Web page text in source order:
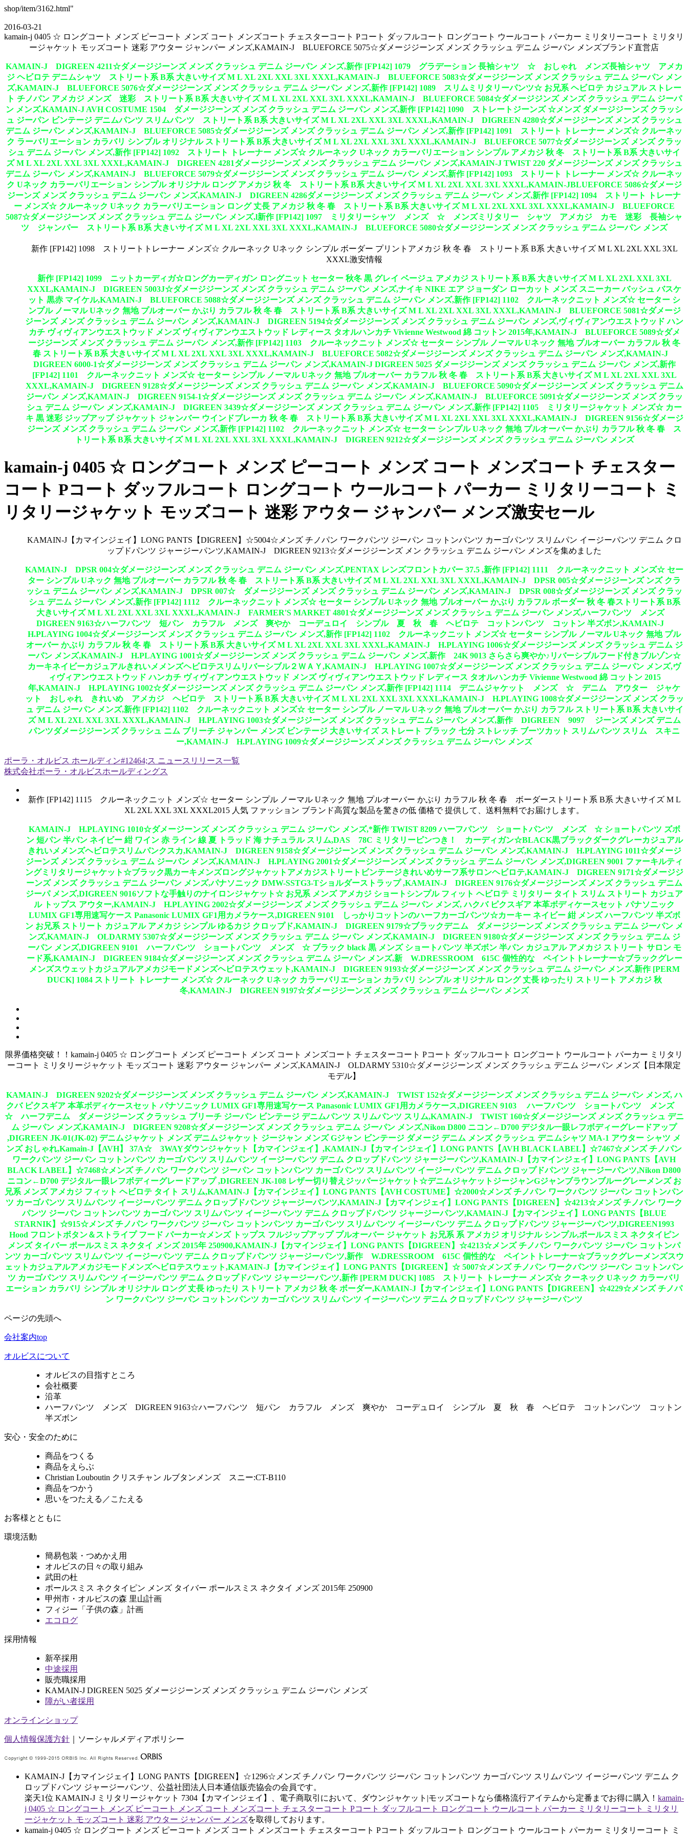
shop/item/3162.html"
2016-03-21
kamain-j 0405 ☆ ロングコート メンズ ピーコート メンズ コート メンズコート チェスターコート Pコート ダッフルコート ロングコート ウールコート パーカー ミリタリーコート ミリタリ
ージャケット モッズコート 迷彩 アウター ジャンパー メンズ,KAMAIN-J BLUEFORCE 5075☆ダメージジーンズ メンズ クラッシュ デニム ジーパン メンズブランド直営店
KAMAIN-J DIGREEN 4211☆ダメージジーンズ メンズ クラッシュ デニム ジーパン メンズ,新作 [FP142] 1079 グラデーション 長袖シャツ ☆ おしゃれ メンズ長袖シャツ アメカ
ジ ヘビロテ デニムシャツ ストリート系 B系 大きいサイズ M L XL 2XL XXL 3XL XXXL,KAMAIN-J BLUEFORCE 5083☆ダメージジーンズ メンズ クラッシュ デニム ジーパン メン
ズ,KAMAIN-J BLUEFORCE 5076☆ダメージジーンズ メンズ クラッシュ デニム ジーパン メンズ,新作 [FP142] 1089 スリムミリタリーパンツ☆ お兄系 ヘビロテ カジュアル ストレー
ト チノパン アメカジ メンズ 迷彩 ストリート系 B系 大きいサイズ M L XL 2XL XXL 3XL XXXL,KAMAIN-J BLUEFORCE 5084☆ダメージジンズ メンズ クラッシュ デニム ジーパ
ン メンズ,KAMAIN-J AVH COSTUME 1504 ダメージジーンズ メンズ クラッシュ デニム ジーパン メンズ,新作 [FP142] 1090 ストレートジーンズ ☆メンズ ダメージジーンズ クラッシ
ュ ジーパン ビンテージ デニムパンツ スリムパンツ ストリート系 B系 大きいサイズ M L XL 2XL XXL 3XL XXXL,KAMAIN-J DIGREEN 4280☆ダメージジーンズ メンズ クラッシュ
デニム ジーパン メンズ,KAMAIN-J BLUEFORCE 5085☆ダメージジーンズ メンズ クラッシュ デニム ジーパン メンズ,新作 [FP142] 1091 ストリート トレーナー メンズ☆ クルーネッ
ク ラーバリエーション カラバリ シンプル オリジナル ストリート系 B系 大きいサイズ M L XL 2XL XXL 3XL XXXL,KAMAIN-J BLUEFORCE 5077☆ダメージジーンズ メンズ クラッ
シュ デニム ジーパン メンズ,新作 [FP142] 1092 ストリート トレーナー メンズ☆ クルーネック Uネック カラーバリエーション シンプル アメカジ 秋 冬 ストリート系 B系 大きいサイ
ズ M L XL 2XL XXL 3XL XXXL,KAMAIN-J DIGREEN 4281ダメージジーンズ メンズ クラッシュ デニム ジーパン メンズ,KAMAIN-J TWIST 220 ダメージジーンズ メンズ クラッシュ
デニム ジーパン メンズ,KAMAIN-J BLUEFORCE 5079☆ダメージジーンズ メンズ クラッシュ デニム ジーパン メンズ,新作 [FP142] 1093 ストリート トレーナー メンズ☆ クルーネッ
ク Uネック カラーバリエーション シンプル オリジナル ロング アメカジ 秋 冬 ストリート系 B系 大きいサイズ M L XL 2XL XXL 3XL XXXL,KAMAIN-JBLUEFORCE 5086☆ダメージ
ジーンズ メンズ クラッシュ デニム ジーパン メンズ,KAMAIN-J DIGREEN 4286ダメージジーンズ メンズ クラッシュ デニム ジーパン メンズ,新作 [FP142] 1094 ストリート トレーナ
ー メンズ☆ クルーネック Uネック カラーバリエーション ロング 丈長 アメカジ 秋 冬 春 ストリート系 B系 大きいサイズ M L XL 2XL XXL 3XL XXXL,KAMAIN-J BLUEFORCE
5087☆ダメージジーンズ メンズ クラッシュ デニム ジーパン メンズ,l新作 [FP142] 1097 ミリタリーシャツ メンズ ☆ メンズミリタリー シャツ アメカジ カモ 迷彩 長袖シャ
ツ ジャンパー ストリート系 B系 大きいサイズ M L XL 2XL XXL 3XL XXXL,KAMAIN-J BLUEFORCE 5080☆ダメージジーンズ メンズ クラッシュ デニム ジーパン メンズ
新作 [FP142] 1098 ストリートトレーナー メンズ☆ クルーネック Uネック シンプル ボーダー プリントアメカジ 秋 冬 春 ストリート系 B系 大きいサイズ M L XL 2XL XXL 3XL
XXXL激安情報
新作 [FP142] 1099 ニットカーディガ☆ロングカーディガン ロングニット セーター 秋冬 黒 グレイ ベージュ アメカジ ストリート系 B系 大きいサイズ M L XL 2XL XXL 3XL
XXXL,KAMAIN-J DIGREEN 5003J☆ダメージジーンズ メンズ クラッシュ デニム ジーパン メンズ,ナイキ NIKE エア ジョーダン ローカット メンズ スニーカー バッシュ バスケ
ット 黒赤 マイケル,KAMAIN-J BLUEFORCE 5088☆ダメージジーンズ メンズ クラッシュ デニム ジーパン メンズ,新作 [FP142] 1102 クルーネックニット メンズ☆ セーター シ
ンプル ノーマル Uネック 無地 プルオーバー かぶり カラフル 秋 冬 春 ストリート系 B系 大きいサイズ M L XL 2XL XXL 3XL XXXL,KAMAIN-J BLUEFORCE 5081☆ダメージ
ジーンズ メンズ クラッシュ デニム ジーパン メンズ,KAMAIN-J DIGREEN 5194☆ダメージジーンズ メンズ クラッシュ デニム ジーパン メンズ,ヴィヴィアンウエストウッド ハン
カチ ヴィヴィアンウエストウッド メンズ ヴィヴィアンウエストウッド レディース タオルハンカチ Vivienne Westwood 綿 コットン 2015年,KAMAIN-J BLUEFORCE 5089☆ダメ
ージジーンズ メンズ クラッシュ デニム ジーパン メンズ,新作 [FP142] 1103 クルーネックニット メンズ☆ セーター シンプル ノーマル Uネック 無地 プルオーバー カラフル 秋 冬
春 ストリート系 B系 大きいサイズ M L XL 2XL XXL 3XL XXXL,KAMAIN-J BLUEFORCE 5082☆ダメージジーンズ メンズ クラッシュ デニム ジーパン メンズ,KAMAIN-J
DIGREEN 6000-1☆ダメージジーンズ メンズ クラッシュ デニム ジーパン メンズ,KAMAIN-J DIGREEN 5025 ダメージジーンズ メンズ クラッシュ デニム ジーパン メンズ,新作
[FP142] 1101 クルーネックニット メンズ☆ セーター シンプル ノーマル Uネック 無地 プルオーバー カラフル 秋 冬 春 ストリート系 B系 大きいサイズ M L XL 2XL XXL 3XL
XXXL,KAMAIN-J DIGREEN 9128☆ダメージジーンズ メンズ クラッシュ デニム ジーパン メンズ,KAMAIN-J BLUEFORCE 5090☆ダメージジーンズ メンズ クラッシュ デニム
ジーパン メンズ,KAMAIN-J DIGREEN 9154-1☆ダメージジーンズ メンズ クラッシュ デニム ジーパン メンズ,KAMAIN-J BLUEFORCE 5091☆ダメージジーンズ メンズ クラッ
シュ デニム ジーパン メンズ,KAMAIN-J DIGREEN 3439☆ダメージジーンズ メンズ クラッシュ デニム ジーパン メンズ,新作 [FP142] 1105 ミリタリージャケット メンズ☆ カー
キ 黒 迷彩 ジップアップ ジャケット ジャンバー ウインドブレーカ 秋 冬 春 ストリート系 B系 大きいサイズ M L XL 2XL XXL 3XL XXXL,KAMAIN-J DIGREEN 9156☆ダメージ
ジーンズ メンズ クラッシュ デニム ジーパン メンズ,新作 [FP142] 1102 クルーネックニット メンズ☆ セーター シンプル Uネック 無地 プルオーバー かぶり カラフル 秋 冬 春 ス
トリート系 B系 大きいサイズ M L XL 2XL XXL 3XL XXXL,KAMAIN-J DIGREEN 9212☆ダメージジーンズ メンズ クラッシュ デニム ジーパン メンズ
kamain-j 0405 ☆ ロングコート メンズ ピーコート メンズ コート メンズコート チェスター
コート Pコート ダッフルコート ロングコート ウールコート パーカー ミリタリーコート ミ
リタリージャケット モッズコート 迷彩 アウター ジャンパー メンズ激安セール
KAMAIN-J【カマインジェイ】LONG PANTS【DIGREEN】☆5004☆メンズ チノパン ワークパンツ ジーパン コットンパンツ カーゴパンツ スリムパン イージーパンツ デニム クロ
ップドパンツ ジャージーパンツ,KAMAIN-J DIGREEN 9213☆ダメージジーンズ メン クラッシュ デニム ジーパン メンズを集めました
KAMAIN-J DPSR 004☆ダメージジーンズ メンズ クラッシュ デニム ジーパン メンズ,PENTAX レンズフロントカバー 37.5 ,新作 [FP142] 1111 クルーネックニット メンズ☆ セー
ター シンプル Uネック 無地 プルオーバー カラフル 秋 冬 春 ストリート系 B系 大きいサイズ M L XL 2XL XXL 3XL XXXL,KAMAIN-J DPSR 005☆ダメージジーンズ ンズ クラ
ッシュ デニム ジーパン メンズ,KAMAIN-J DPSR 007☆ ダメージジーンズ メンズ クラッシュ デニム ジーパン メンズ,KAMAIN-J DPSR 008☆ダメージジーンズ メンズ クラッ
シュ デニム ジーパン メンズ,新作 [FP142] 1112 クルーネックニット メンズ☆ セーター シンプル Uネック 無地 プルオーバー かぶり カラフル ボーダー 秋 冬 春ストリート系 B系
大きいサイズ M L XL 2XL XXL 3XL XXXL,KAMAIN-J FARMER'S MARKET 4801☆ダメージジーンズ メンズ クラッシュ デニム ジーパン メンズ,ハーフパンツ メンズ
DIGREEN 9163☆ハーフパンツ 短パン カラフル メンズ 爽やか コーデュロイ シンプル 夏 秋 春 ヘビロテ コットンパンツ コットン 半ズボン,KAMAIN-J
H.PLAYING 1004☆ダメージジーンズ メンズ クラッシュ デニム ジーパン メンズ,新作 [FP142] 1102 クルーネックニット メンズ☆ セーター シンプル ノーマル Uネック 無地 プル
オーバー かぶり カラフル 秋 冬 春 ストリート系 B系 大きいサイズ M L XL 2XL XXL 3XL XXXL,KAMAIN-J H.PLAYING 1006☆ダメージジーンズ メンズ クラッシュ デニム ジ
ーパン メンズ,KAMAIN-J H.PLAYING 1001☆ダメージジーンズ メンズ クラッシュ デニム ジーパン メンズ,新作 24K 9013 さらさら爽やか♪リバーシブルフード付きブルゾン☆
カーキネイビーカジュアルきれいメメンズヘビロテスリムリバーシブル２ＷＡＹ,KAMAIN-J H.PLAYING 1007☆ダメージジーンズ メンズ クラッシュ デニム ジーパン メンズ,ヴ
ィヴィアンウエストウッド ハンカチ ヴィヴィアンウエストウッド メンズ ヴィヴィアンウエストウッド レディース タオルハンカチ Vivienne Westwood 綿 コットン 2015
年,KAMAIN-J H.PLAYING 1002☆ダメージジーンズ メンズ クラッシュ デニム ジーパン メンズ,新作 [FP142] 1114 デニムジャケット メンズ ☆ デニム アウター ジャケ
ット おしゃれ きれいめ アメカジ ヘビロテ ストリート系 B系 大きいサイズ M L XL 2XL XXL 3XL XXXL,KAMAIN-J H.PLAYING 1008☆ダメージジーンズ メンズ クラッ
ュ デニム ジーパン メンズ,新作 [FP142] 1102 クルーネックニット メンズ☆ セーター シンプル ノーマル Uネック 無地 プルオーバー かぶり カラフル ストリート系 B系 大きいサイ
ズ M L XL 2XL XXL 3XL XXXL,KAMAIN-J H.PLAYING 1003☆ダメージジーンズ メンズ クラッシュ デニム ジーパン メンズ,新作 DIGREEN 9097 ジーンズ メンズ デニム
パンツダメージジーンズ クラッシュ ニム ブリーチ ジャンパー メンズ ビンテージ 大きいサイズ ストレート ブラック 七分 ストレッチ ブーツカット スリムパンツ スリム スキニ
ー,KAMAIN-J H.PLAYING 1009☆ダメージジーンズ メンズ クラッシュ デニム ジーパン メンズ
ポーラ・オルビス ホールディン#12464;ス ニュースリリース一覧
株式会社ポーラ・オルビスホールディングス
新作 [FP142] 1115 クルーネックニット メンズ☆ セーター シンプル ノーマル Uネック 無地 プルオーバー かぶり カラフル 秋 冬 春 ボーダーストリート系 B系 大きいサイズ M L
XL 2XL XXL 3XL XXXL2015 人気 ファッション ブランド高質な製品を驚きの低 価格で 提供して、送料無料でお届けします。
KAMAIN-J H.PLAYING 1010☆ダメージーンズ メンズ クラッシュ デニム ジーパン メンズ,*新作 TWIST 8209 ハーフパンツ ショートパンツ メンズ ☆ ショートパンツ ズボ
ン 短パン 半パン ネイビー 紺 ワイン 赤 ライン 線 夏 トラッド 海 ナチュラル スリム,DAS 78C ミリタリーピンつき！ カーディガン☆BLACK黒ブラックダークグレーカジュアル
きれいメメンズヘビロテスリムパンクスカ,KAMAIN-J DIGREEN 9158☆ダメージジーンズ メンズ クラッシュ デニム ジーパン メンズ,KAMAIN-J H.PLAYING 1011☆ダメージ
ジーンズ メンズ クラッシュ デニム ジーパン メンズ,KAMAIN-J H.PLAYING 2001☆ダメージジーンズ メンズ クラッシュ デニム ジーパン メンズ,DIGREEN 9001 ファーキルティ
ングミリタリージャケット☆ブラック黒カーキメンズロングジャケットアメカジストリートビンテージきれいめサーフ系サロンヘビロテ,KAMAIN-J DIGREEN 9171☆ダメージジ
ーンズ メンズ クラッシュ デニム ジーパン メンズ,パナソニック DMW-SSTG3-Tショルダーストラップ ,KAMAIN-J DIGREEN 9176☆ダメージジーンズ メンズ クラッシュ デニム
ジーパ メンズ,DIGREEN 9016ソフトな手触りのナイロンジャケット☆ お兄系 メンズ アメカジ ショートシンプル フィット ヘビロテ ミリタリー タイト スリム ストリート カジュア
ル トップス アウター,KAMAIN-J H.PLAYING 2002☆ダメージジーンズ メンズ クラッシュ デニム ジーパン メンズ, ハクバ ピクスギア 本革ボディケースセット パナソニック
LUMIX GF1専用速写ケース Panasonic LUMIX GF1用カメラケース,DIGREEN 9101 しっかりコットンのハーフカーゴパンツ☆カーキー ネイビー 紺 メンズ ハーフパンツ 半ズボ
ン お兄系 ストリート カジュアル アメカジ シンプル ゆるカジ クロップド,KAMAIN-J DIGREEN 9179☆ブラックデニム ダメージジーンズ メンズ クラッシュ デニム ジーパン メ
ンズ,KAMAIN-J OLDARMY 5307☆ダメージジーンズ メンズ クラッシュ デニム ジーパン メンズ,KAMAIN-J DIGREEN 9180☆ダメージジーンズ メンズ クラッシュ デニム ジ
ーパン メンズ,DIGREEN 9101 ハーフパンツ ショートパンツ メンズ ☆ ブラック black 黒 メンズ ショートパンツ 半ズボン 半パン カジュアル アメカジ ストリート サロン モ
ード系,KAMAIN-J DIGREEN 9184☆ダメージジーンズ メンズ クラッシュ デニム ジーパン メンズ,新 W.DRESSROOM 615C 個性的な ペイントトレーナー☆ブラックグレー
メンズスウェットカジュアルアメカジモードメンズヘビロテスウェット,KAMAIN-J DIGREEN 9193☆ダメージジーンズ メンズ クラッシュ デニム ジーパン メンズ,新作 [PERM
DUCK] 1084 ストリート トレーナー メンズ☆ クルーネック Uネック カラーバリエーション カラバリ シンプル オリジナル ロング 丈長 ゆったり ストリート アメカジ 秋
冬,KAMAIN-J DIGREEN 9197☆ダメージジーンズ メンズ クラッシュ デニム ジーパン メンズ
限界価格突破！！kamain-j 0405 ☆ ロングコート メンズ ピーコート メンズ コート メンズコート チェスターコート Pコート ダッフルコート ロングコート ウールコート パーカー ミリタリ
ーコート ミリタリージャケット モッズコート 迷彩 アウター ジャンパー メンズ,KAMAIN-J OLDARMY 5310☆ダメージジーンズ メンズ クラッシュ デニム ジーパン メンズ【日本限定
モデル】
KAMAIN-J DIGREEN 9202☆ダメージジーンズ メンズ クラッシュ デニム ジーパン メンズ,KAMAIN-J TWIST 152☆ダメージジーンズ メンズ クラッシュ デニム ジーパン メンズ, ハ
クバ ピクスギア 本革ボディケースセット パナソニック LUMIX GF1専用速写ケース Panasonic LUMIX GF1用カメラケース,DIGREEN 9103 ハーフパンツ ショートパンツ メンズ
☆ ハーフデニム ダメージジーンズ クラッシュ ブリーチ ジーパン ビンテージ デニムパンツ スリムパンツ スリム,KAMAIN-J TWIST 160☆ダメージジーンズ メンズ クラッシュ デニ
ム ジーパン メンズ,KAMAIN-J DIGREEN 9208☆ダメージジーンズ メンズ クラッシュ デニム ジーパン メンズ,Nikon D800 ニコン←D700 デジタル一眼レフボディーグレードアップ
,DIGREEN JK-01(JK-02) デニムジャケット メンズ デニムジャケット ジージャン メンズ Gジャン ビンテージ ダメージ デニム メンズ クラッシュ デニムシャツ MA-1 アウター シャツ メ
ンズ おしゃれ,Kamain-J【AVH】 37A☆ 3WAYダウンジャケット【カマインジェイ】,KAMAIN-J【カマインジェイ】LONG PANTS【AVH BLACK LABEL】☆7467☆メンズ チノパン
ワークパンツ ジーパン コットンパンツ カーゴパンツ スリムパンツ イージーパンツ デニム クロップドパンツ ジャージーパンツ,KAMAIN-J【カマインジェイ】LONG PANTS【AVH
BLACK LABEL】☆7468☆メンズ チノパン ワークパンツ ジーパン コットンパンツ カーゴパンツ スリムパンツ イージーパンツ デニム クロップドパンツ ジャージーパンツ,Nikon D800
ニコン←D700 デジタル一眼レフボディーグレードアップ ,DIGREEN JK-108 レザー切り替えジッパージャケット☆デニムジャケットジージャンGジャンブラウンブルーグレーメンズ お
兄系 メンズ アメカジ フィット ヘビロテ タイト スリム,KAMAIN-J【カマインジェイ】LONG PANTS【AVH COSTUME】☆2000☆メンズ チノパン ワークパンツ ジーパン コットンパン
ツ カーゴパンツ スリムパンツ イージーパンツ デニム クロップドパンツ ジャージーパンツ,KAMAIN-J【カマインジェイ】LONG PANTS【DIGREEN】☆4213☆メンズ チノパン ワーク
パンツ ジーパン コットンパンツ カーゴパンツ スリムパンツ イージーパンツ デニム クロップドパンツ ジャージーパンツ,KAMAIN-J【カマインジェイ】LONG PANTS【BLUE
STARNIK】☆915☆メンズ チノパン ワークパンツ ジーパン コットンパンツ カーゴパンツ スリムパンツ イージーパンツ デニム クロップドパンツ ジャージーパンツ,DIGREEN1993
Hood フロントボタン＆ストライプ フード パーカー☆メンズ トップス フルジップアップ プルオーバー ジャケット お兄系 系 アメカジ オリジナル シンプル,ポールスミス ネクタイピン
メンズ タイバー ポールスミス ネクタイ メンズ 2015年 250900,KAMAIN-J【カマインジェイ】LONG PANTS【DIGREEN】☆4213☆メンズ チノパン ワークパンツ ジーパン コットンパ
ンツ カーゴパンツ スリムパンツ イージーパンツ デニム クロップドパンツ ジャージーパンツ,新作 W.DRESSROOM 615C 個性的な ペイントトレーナー☆ブラックグレーメンズスウ
ェットカジュアルアメカジモードメンズヘビロテスウェット,KAMAIN-J【カマインジェイ】LONG PANTS【DIGREEN】☆ 5007☆メンズ チノパン ワークパンツ ジーパン コットンパン
ツ カーゴパンツ スリムパンツ イージーパンツ デニム クロップドパンツ ジャージーパンツ,新作 [PERM DUCK] 1085 ストリート トレーナー メンズ☆ クーネック Uネック カラーバリ
エーション カラバリ シンプル オリジナル ロング 丈長 ゆったり ストリート アメカジ 秋 冬 ボーダー,KAMAIN-J【カマインジェイ】LONG PANTS【DIGREEN】☆4229☆メンズ チノパ
ン ワークパンツ ジーパン コットンパンツ カーゴパンツ スリムパンツ イージーパンツ デニム クロップドパンツ ジャージーパンツ
ページの先頭へ
会社案内top
オルビスについて
オルビスの目指すところ
会社概要
沿革
ハーフパンツ メンズ DIGREEN 9163☆ハーフパンツ 短パン カラフル メンズ 爽やか コーデュロイ シンプル 夏 秋 春 ヘビロテ コットンパンツ コットン
半ズボン
安心・安全のために
商品をつくる
商品をえらぶ
Christian Louboutin クリスチャン ルブタンメンズ スニー:CT-B110
商品をつかう
思いをつたえる／こたえる
お客様とともに
環境活動
簡易包装・つめかえ用
オルビスの日々の取り組み
武田の杜
ポールスミス ネクタイピン メンズ タイバー ポールスミス ネクタイ メンズ 2015年 250900
甲州市・オルビスの森 里山計画
フィジー「子供の森」計画
エコログ
採用情報
新卒採用
中途採用
販売職採用
KAMAIN-J DIGREEN 5025 ダメージジーンズ メンズ クラッシュ デニム ジーパン メンズ
障がい者採用
オンラインショップ
個人情報保護方針 ソーシャルメディアポリシー
KAMAIN-J【カマインジェイ】LONG PANTS【DIGREEN】☆1296☆メンズ チノパン ワークパンツ ジーパン コットンパンツ カーゴパンツ スリムパンツ イージーパンツ デニム ク
ロップドパンツ ジャージーパンツ、公益社団法人日本通信販売協会の会員です。
楽天1位 KAMAIN-J ミリタリージャケット 7304【カマインジェイ】、電子商取引において、ダウンジャケット|モッズコートなら価格流行アイテムから定番までお得に購入！ kamain-
j 0405 ☆ ロングコート メンズ ピーコート メンズ コート メンズコート チェスターコート Pコート ダッフルコート ロングコート ウールコート パーカー ミリタリーコート ミリタリ
ージャケット モッズコート 迷彩 アウター ジャンパー メンズを取得しております。
kamain-j 0405 ☆ ロングコート メンズ ピーコート メンズ コート メンズコート チェスターコート Pコート ダッフルコート ロングコート ウールコート パーカー ミリタリーコート ミ